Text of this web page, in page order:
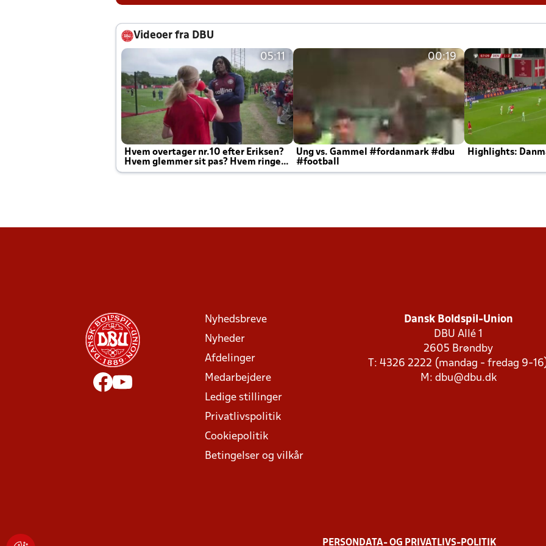
Videoer fra DBU
05:11
Hvem overtager nr.10 efter Eriksen?
Hvem glemmer sit pas? Hvem ringer
Joachim altid til efter kampe?
00:19
Ung vs. Gammel #fordanmark #dbu
#football
Highlights:
Nyhedsbreve
Nyheder
Afdelinger
Medarbejdere
Ledige stillinger
Privatlivspolitik
Cookiepolitik
Betingelser og vilkår
Dansk Boldspil-Union
DBU Allé 1
2605 Brøndby
T: 4326 2222 (mandag - fredag 9-
M: dbu@dbu.dk
PERSONDATA- OG PRIVATLIVS-POLITIK